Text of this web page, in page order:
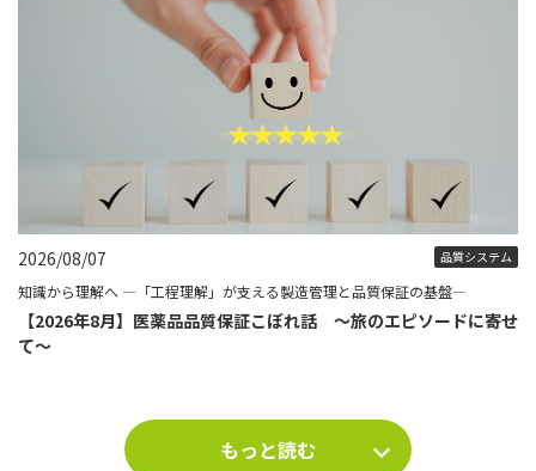
2026/08/07 品質システム
知識から理解へ ―「工程理解」が支える製造管理と品質保証の基盤―
【2026年8月】医薬品品質保証こぼれ話 ～旅のエピソードに寄せ
て～
もっと読む